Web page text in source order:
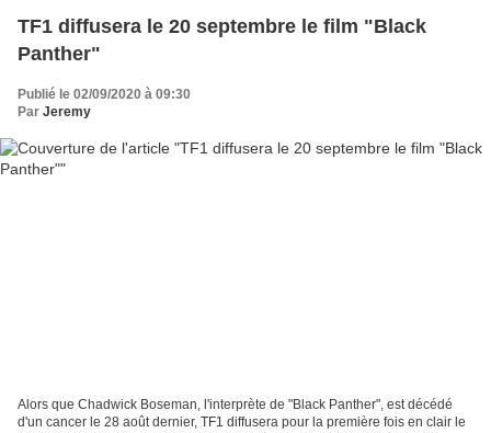
TF1 diffusera le 20 septembre le film "Black
Panther"
Publié le 02/09/2020 à 09:30
Par Jeremy
Alors que Chadwick Boseman, l'interprète de "Black Panther", est décédé
d'un cancer le 28 août dernier, TF1 diffusera pour la première fois en clair le